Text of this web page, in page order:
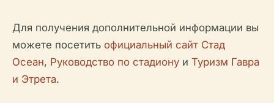
Для получения дополнительной информации вы
можете посетить официальный сайт Стад
Осеан, Руководство по стадиону и Туризм Гавра
и Этрета.